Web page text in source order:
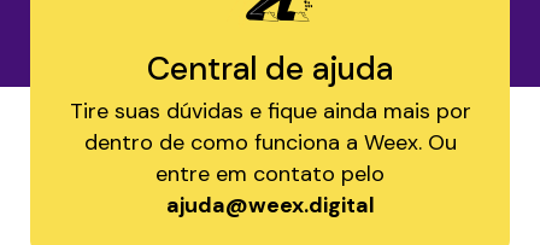
Central de ajuda
Tire suas dúvidas e fique ainda mais por
dentro de como funciona a Weex. Ou
entre em contato pelo
ajuda@weex.digital